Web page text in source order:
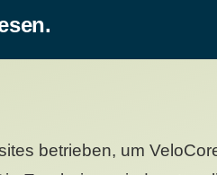
betrieben, um